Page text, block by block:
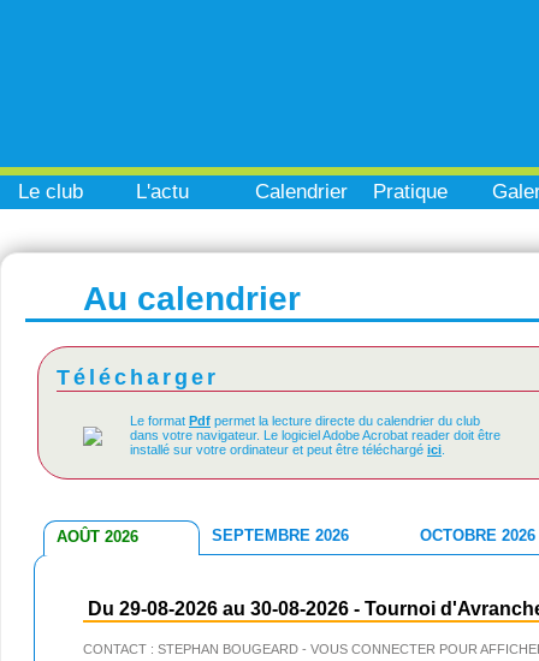
Le club L'actu Calendrier Pratique
Au calendrier
Télécharger
Le format Pdf permet la lecture directe du calendrier du club
dans votre navigateur. Le logiciel Adobe Acrobat reader doit être
installé sur votre ordinateur et peut être téléchargé ici
AOÛT 2026 SEPTEMBRE 2026 OCTOBRE 2026
Du 29-08-2026 au 30-08-2026 - Tournoi
CONTACT : STEPHAN BOUGEARD - VOUS CONNECTER POUR